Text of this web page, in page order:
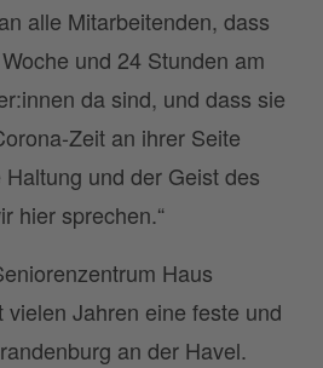
alle Mitarbeitenden, dass
und 24 Stunden am
da sind, und dass sie
Zeit an ihrer Seite
und der Geist des
hier sprechen.“
Haus
Jahren eine feste und
an der Havel.